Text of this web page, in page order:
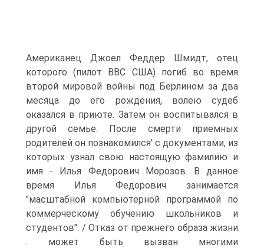
Американец Джоел Феддер Шмидт, отец
которого (пилот ВВС США) погиб во время
второй мировой войны под Берлином за два
месяца до его рождения, волею судеб
оказался в приюте. Затем он воспитывался в
другой семье. После смерти приемных
родителей он познакомился' с документами, из
которых узнал свою настоящую фамилию и
имя - Илья Федорович Морозов. В данное
время Илья Федорович занимается
"масштабной компьютерной программой по
коммерческому обучению школьников и
студентов". / Отказ от прежнего образа жизни
. может быть вызван многими